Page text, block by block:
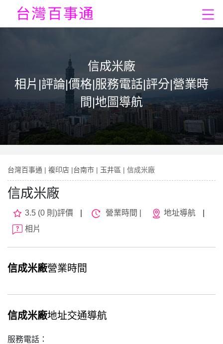
信成米廠
相片|評論|價格|服務電話|評分|營業時
間|地圖導航
台灣百事通 | 複印店 |台南市 | 玉井區 | 信成米廠
信成米廠
3.5 (0 則)評價 營業時間 | 地址導航
相片
信成米廠營業時間
信成米廠地址交通導航
服務電話：